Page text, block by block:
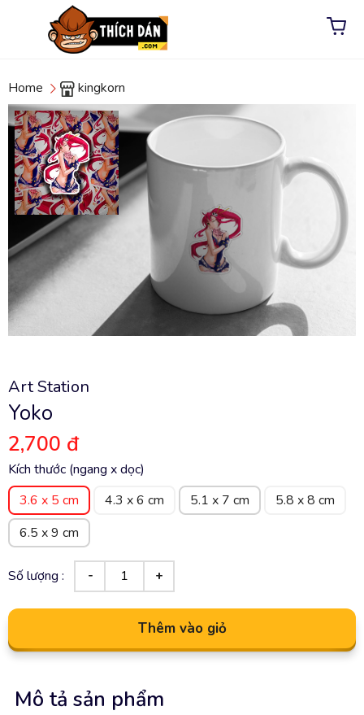
Home kingkorn
Art Station
Yoko
2,700 đ
Kích thước (ngang x dọc)
3.6 x 5 cm
4.3 x 6 cm 5.1 x 7 cm
5.8 x 8 cm
6.5 x 9 cm
Số lượng :
Thêm vào giỏ
Mô tả sản phẩm